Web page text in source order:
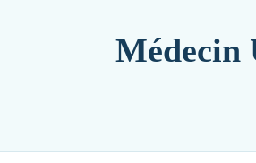
Médecin